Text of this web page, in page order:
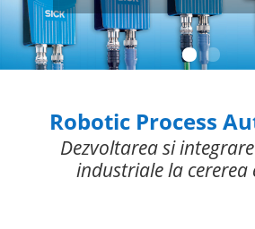
Robotic Process
Dezvoltarea si
industriale la cererea